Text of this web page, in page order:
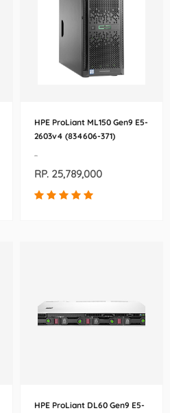
HPE ProLiant ML150 Gen9 E5-
2603v4 (834606-371)
-
RP. 25,789,000
HPE ProLiant DL60 Gen9 E5-